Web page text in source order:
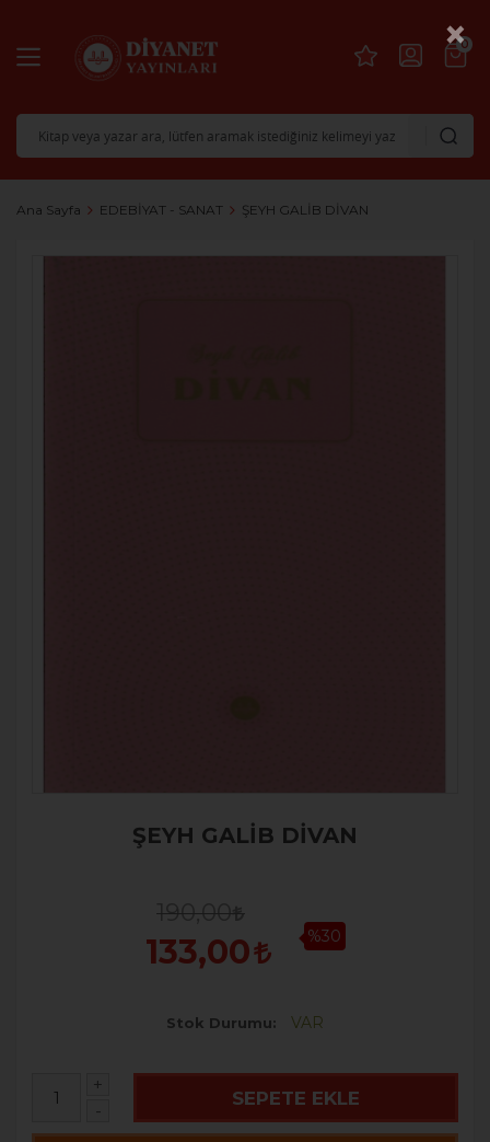
0
Ana Sayfa EDEBİYAT - SANAT ŞEYH GALİB DİVAN
ŞEYH GALİB DİVAN
190,00
133,00 %30
Stok Durumu VAR
+
-
SEPETE EKLE
×